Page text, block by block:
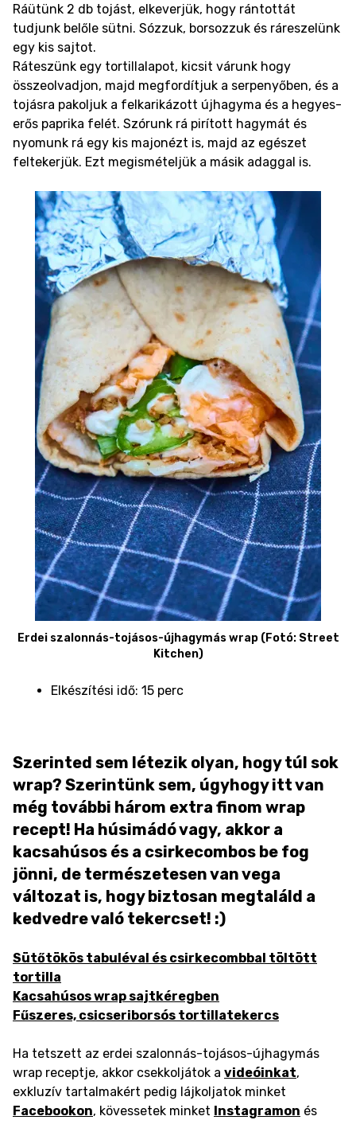
Ráütünk 2 db tojást, elkeverjük, hogy rántottát
tudjunk belőle sütni. Sózzuk, borsozzuk és ráreszelünk
egy kis sajtot.
Ráteszünk egy tortillalapot, kicsit várunk hogy
összeolvadjon, majd megfordítjuk a serpenyőben, és a
tojásra pakoljuk a felkarikázott újhagyma és a hegyes-
erős paprika felét. Szórunk rá pirított hagymát és
nyomunk rá egy kis majonézt is, majd az egészet
feltekerjük. Ezt megismételjük a másik adaggal is.
Erdei szalonnás-tojásos-újhagymás wrap (Fotó: Street
Kitchen)
Elkészítési idő: 15 perc
Szerinted sem létezik olyan, hogy túl sok
wrap? Szerintünk sem, úgyhogy itt van
még további három extra finom wrap
recept! Ha húsimádó vagy, akkor a
kacsahúsos és a csirkecombos be fog
jönni, de természetesen van vega
változat is, hogy biztosan megtaláld a
kedvedre való tekercset! :)
Sütőtökös tabuléval és csirkecombbal töltött
tortilla
Kacsahúsos wrap sajtkéregben
Fűszeres, csicseriborsós tortillatekercs
Ha tetszett az erdei szalonnás-tojásos-újhagymás
wrap receptje, akkor csekkoljátok a videóinkat,
exkluzív tartalmakért pedig lájkoljatok minket
Facebookon, kövessetek minket Instagramon és